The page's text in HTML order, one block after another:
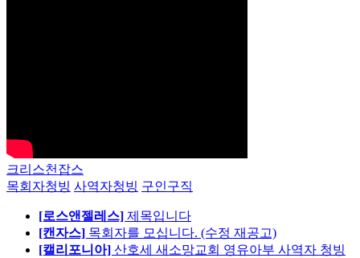
크리스천잡스
목회자청빙 사역자청빙 구인구직
[로스앤젤레스] 제목입니다
[캔자스] 목회자를 모십니다. (수정 재공고)
[캘리포니아] 산호세 새소망교회 영유아부 사역자 청빙